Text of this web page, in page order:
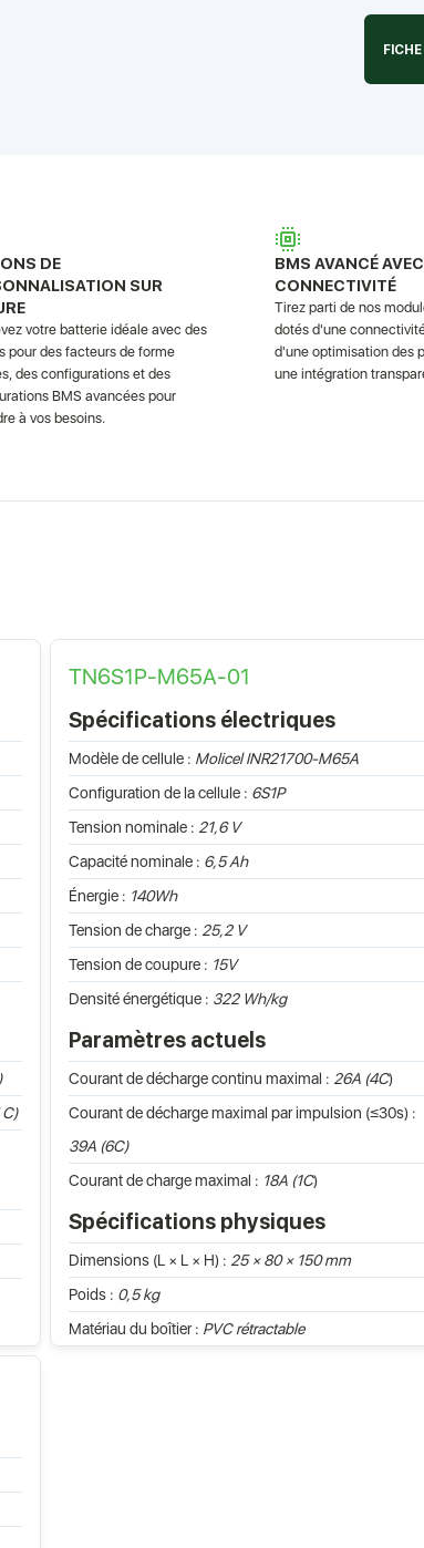
DE
SUR
votre batterie idéale avec des
pour des facteurs de forme
des configurations et des
BMS avancées pour
à vos besoins.
BMS AVANCÉ AVEC
CONNECTIVITÉ
Tirez parti de nos
dotés d'une
d'une optimisation des
une intégration
C)
TN6S1P-M65A-01
Spécifications électriques
Modèle de cellule : Molicel INR21700-M65A
Configuration de la cellule : 6S1P
Tension nominale : 21,6 V
Capacité nominale : 6,5 Ah
Énergie : 140Wh
Tension de charge : 25,2 V
Tension de coupure : 15V
Densité énergétique : 322 Wh/kg
Paramètres actuels
Courant de décharge continu maximal : 26A (4C)
Courant de décharge maximal par impulsion (≤30s) :
39A (6C)
Courant de charge maximal : 18A (1C)
Spécifications physiques
Dimensions (L × L × H) : 25 × 80 × 150 mm
Poids : 0,5 kg
Matériau du boîtier : PVC rétractable